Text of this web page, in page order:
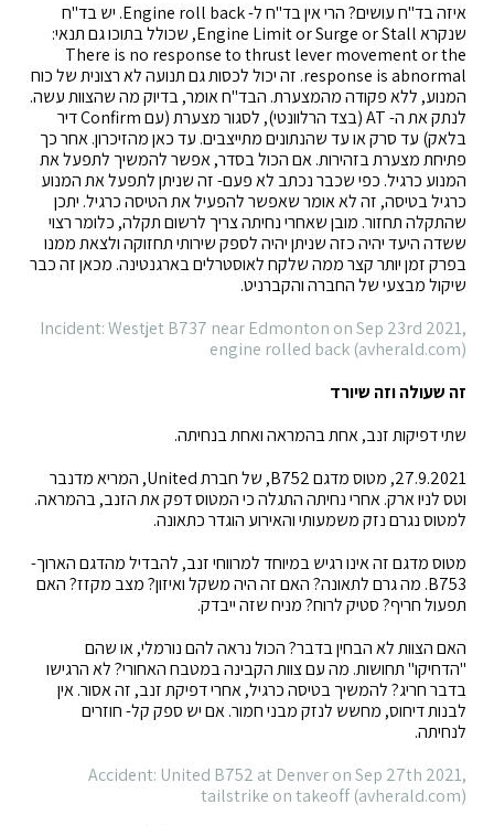
איזה בד"ח עושים? הרי אין בד"ח ל- Engine roll back. יש בד"ח
שנקרא Engine Limit or Surge or Stall, שכולל בתוכו גם תנאי:
There is no response to thrust lever movement or the
response is abnormal. זה יכול לכסות גם תנועה לא רצונית של כוח
המנוע, ללא פקודה מהמצערת. הבד"ח אומר, בדיוק מה שהצוות עשה.
לנתק את ה- AT (בצד הרלוונטי), לסגור מצערת (עם Confirm דיר
בלאק) עד סרק או עד שהנתונים מתייצבים. עד כאן מהזיכרון. אחר כך
פתיחת מצערת בזהירות. אם הכול בסדר, אפשר להמשיך לתפעל את
המנוע כרגיל. כפי שכבר נכתב לא פעם- זה שניתן לתפעל את המנוע
כרגיל בטיסה, זה לא אומר שאפשר להפעיל את הטיסה כרגיל. יתכן
שהתקלה תחזור. מובן שאחרי נחיתה צריך לרשום תקלה, כלומר רצוי
ששדה היעד יהיה כזה שניתן יהיה לספק שירותי תחזוקה ולצאת ממנו
בפרק זמן יותר קצר ממה שלקח לאוסטרלים בארגנטינה. מכאן זה כבר
שיקול מבצעי של החברה והקברניט.
Incident: Westjet B737 near Edmonton on Sep 23rd 2021,
engine rolled back (avherald.com)
זה שעולה וזה שיורד
שתי דפיקות זנב, אחת בהמראה ואחת בנחיתה.
27.9.2021, מטוס מדגם B752, של חברת United, המריא מדנבר
וטס לניו ארק. אחרי נחיתה התגלה כי המטוס דפק את הזנב, בהמראה.
למטוס נגרם נזק משמעותי והאירוע הוגדר כתאונה.
מטוס מדגם זה אינו רגיש במיוחד למרווחי זנב, להבדיל מהדגם הארוך-
B753. מה גרם לתאונה? האם זה היה משקל ואיזון? מצב מקזז? האם
תפעול חריף? סטיק לרוח? מניח שזה ייבדק.
האם הצוות לא הבחין בדבר? הכול נראה להם נורמלי, או שהם
"הדחיקו" תחושות. מה עם צוות הקבינה במטבח האחורי? לא הרגישו
בדבר חריג? להמשיך בטיסה כרגיל, אחרי דפיקת זנב, זה אסור. אין
לבנות דיחוס, מחשש לנזק מבני חמור. אם יש ספק קל- חוזרים
לנחיתה.
Accident: United B752 at Denver on Sep 27th 2021,
tailstrike on takeoff (avherald.com)